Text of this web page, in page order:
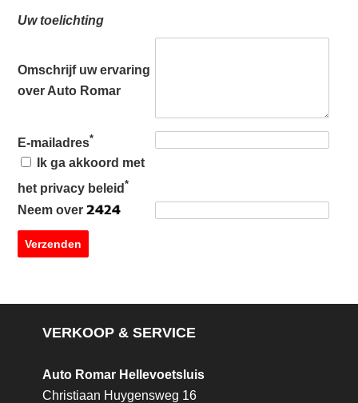
Uw toelichting
Omschrijf uw ervaring
over Auto Romar
E-mailadres*
Ik ga akkoord met
het privacy beleid*
Neem over
VERKOOP & SERVICE
Auto Romar Hellevoetsluis
Christiaan Huygensweg 16